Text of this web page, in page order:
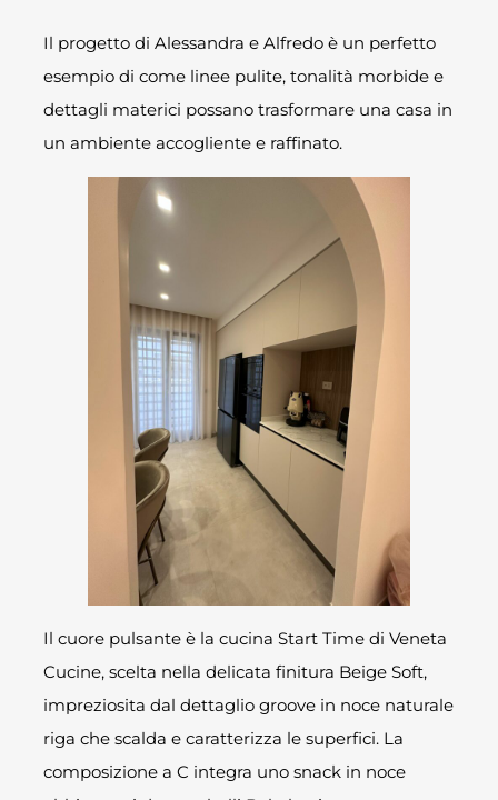
Il progetto di Alessandra e Alfredo è un perfetto
esempio di come linee pulite, tonalità morbide e
dettagli materici possano trasformare una casa in
un ambiente accogliente e raffinato.
Il cuore pulsante è la cucina Start Time di Veneta
Cucine, scelta nella delicata finitura Beige Soft,
impreziosita dal dettaglio groove in noce naturale
riga che scalda e caratterizza le superfici. La
composizione a C integra uno snack in noce